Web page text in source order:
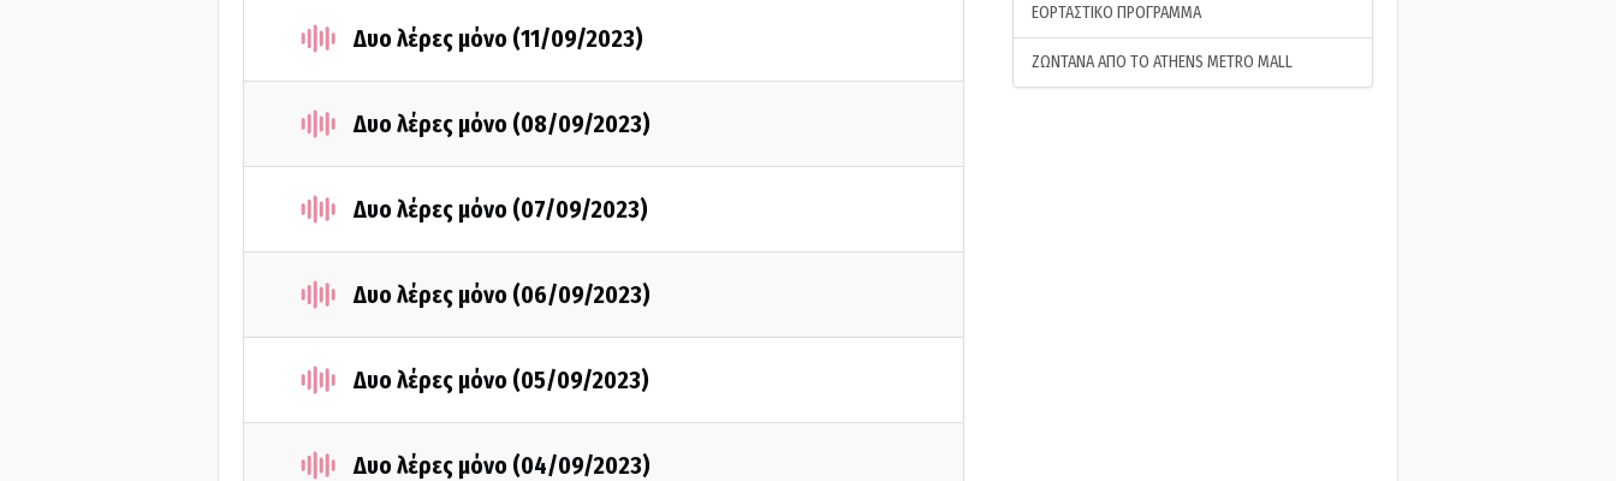
Δυο λέρες μόνο (11/09/2023)
Δυο λέρες μόνο (08/09/2023)
Δυο λέρες μόνο (07/09/2023)
Δυο λέρες μόνο (06/09/2023)
Δυο λέρες μόνο (05/09/2023)
Δυο λέρες μόνο (04/09/2023)
ΕΟΡΤΑΣΤΙΚΟ ΠΡΟΓΡΑΜΜΑ
ΖΩΝΤΑΝΑ ΑΠΟ ΤΟ ATHENS METRO MALL